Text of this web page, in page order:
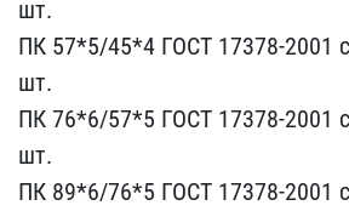
шт.
ПК 57*5/45*4 ГО​СТ 17378-2001
шт.
ПК 76*6/57*5​ ГОСТ 17378-2001
шт.
ПК 89*6/7​6*5 ГОСТ 17378-2001